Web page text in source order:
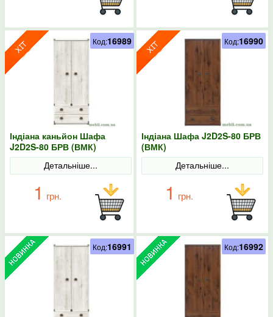
Індіана каньйон Шафа
J2D2S-80 БРВ (ВМК)
Детальніше...
1 грн.
Код:16989
Індіана Шафа J2D2S-80 БРВ
(ВМК)
Детальніше...
1 грн.
Код:16990
Код:16991 Код:16992